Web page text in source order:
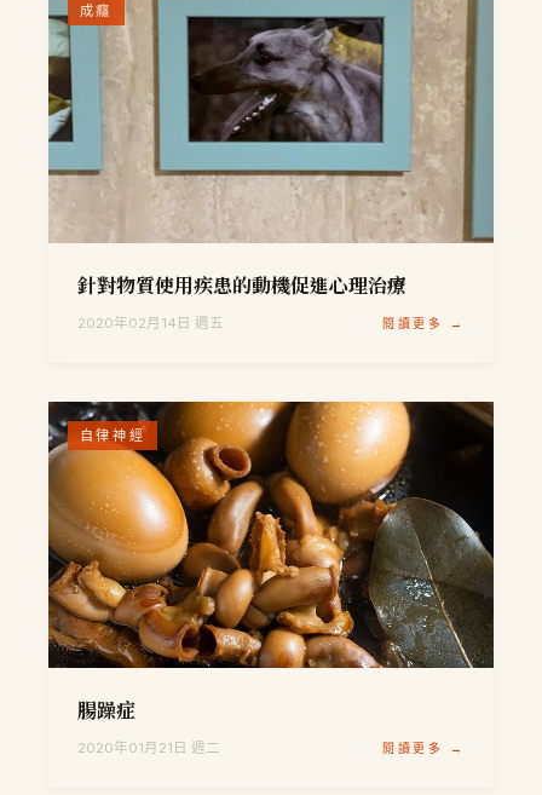
成癮
針對物質使用疾患的動機促進心理治療
2020年02月14日 週五 閱讀更多 →
自律神經
腸躁症
2020年01月21日 週二 閱讀更多 →